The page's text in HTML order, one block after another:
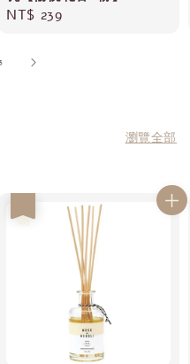
Regular
NT$ 239
瀏覽全部